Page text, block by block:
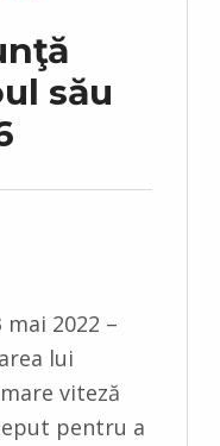
său
2022 –
lui
viteză
pentru a